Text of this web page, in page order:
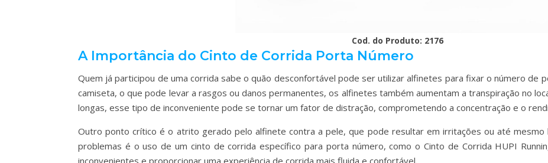
Cod. do Produto: 2176
A Importância do Cinto de Corrida Porta Número
Quem já participou de uma corrida sabe o quão desconfortável pode ser utilizar alfinetes para fixar o número de
camiseta, o que pode levar a rasgos ou danos permanentes, os alfinetes também aumentam a transpiração no
longas, esse tipo de inconveniente pode se tornar um fator de distração, comprometendo a concentração e o
Outro ponto crítico é o atrito gerado pelo alfinete contra a pele, que pode resultar em irritações ou até mesmo
problemas é o uso de um cinto de corrida específico para porta número, como o Cinto de Corrida HUPI
inconvenientes e proporcionar uma experiência de corrida mais fluida e confortável.